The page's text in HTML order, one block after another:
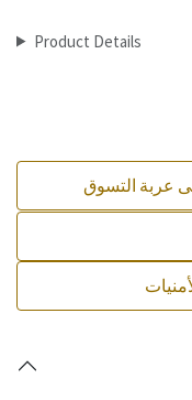
Product Details
عربة التسوق